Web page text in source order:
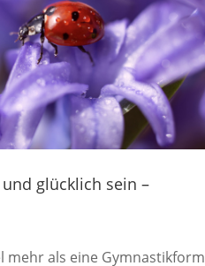
glücklich sein –
mehr als eine Gymnastikform